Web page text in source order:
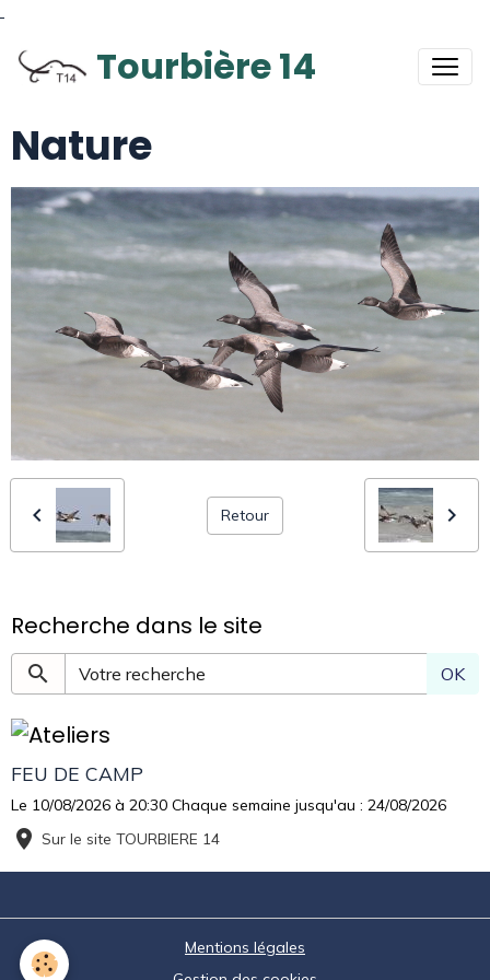
Tourbière 14
Nature
Retour
Recherche dans le site
OK
FEU DE CAMP
Le 10/08/2026 à 20:30 Chaque semaine jusqu'au : 24/08/2026
Sur le site TOURBIERE 14
Mentions légales